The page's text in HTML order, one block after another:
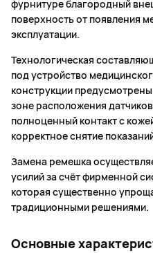
фурнитуре благородный
поверхность от появления
эксплуатации.
Технологическая
под устройство
конструкции
зоне расположения
полноценный контакт с
корректное снятие
Замена ремешка
усилий за счёт фирменной
которая существенно
традиционными решениями.
Основные